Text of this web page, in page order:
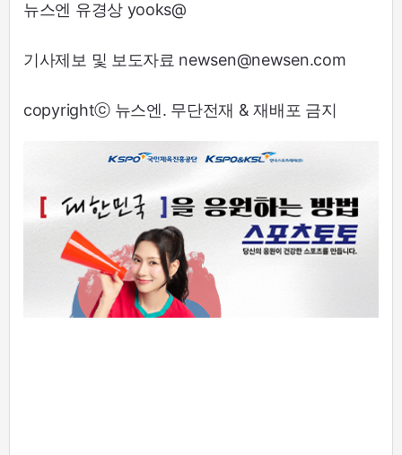
뉴스엔 유경상 yooks@
기사제보 및 보도자료 newsen@newsen.com
copyrightⓒ 뉴스엔. 무단전재 & 재배포 금지